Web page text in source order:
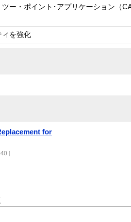
ー・ポイント･アプリケーション（
ィを強化
for
]